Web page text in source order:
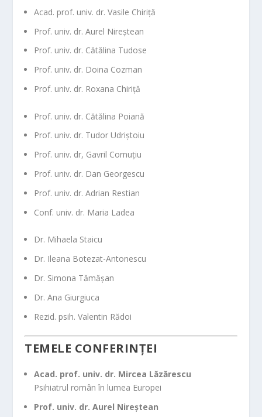
Acad. prof. univ. dr. Vasile Chiriță
Prof. univ. dr. Aurel Nireștean
Prof. univ. dr. Cătălina Tudose
Prof. univ. dr. Doina Cozman
Prof. univ. dr. Roxana Chiriță
Prof. univ. dr. Cătălina Poiană
Prof. univ. dr. Tudor Udriștoiu
Prof. univ. dr, Gavril Cornuțiu
Prof. univ. dr. Dan Georgescu
Prof. univ. dr. Adrian Restian
Conf. univ. dr. Maria Ladea
Dr. Mihaela Staicu
Dr. Ileana Botezat-Antonescu
Dr. Simona Tămășan
Dr. Ana Giurgiuca
Rezid. psih. Valentin Rădoi
TEMELE CONFERINȚEI
Acad. prof. univ. dr. Mircea Lăzărescu
Psihiatrul român în lumea Europei
Prof. univ. dr. Aurel Nireștean